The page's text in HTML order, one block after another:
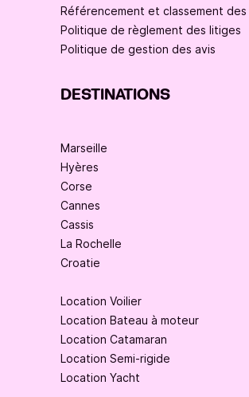
Référencement et classement des
Politique de règlement des litiges
Politique de gestion des avis
DESTINATIONS
Marseille
Hyères
Corse
Cannes
Cassis
La Rochelle
Croatie
Location Voilier
Location Bateau à moteur
Location Catamaran
Location Semi-rigide
Location Yacht